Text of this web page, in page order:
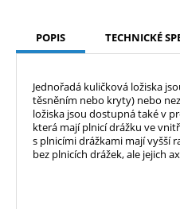
POPIS TECHNICKÉ
Jednořadá kuličková ložiska
těsněním nebo kryty) nebo
ložiska jsou dostupná také v
která mají plnicí drážku ve
s plnicími drážkami mají vyšší
bez plnicích drážek, ale jejich